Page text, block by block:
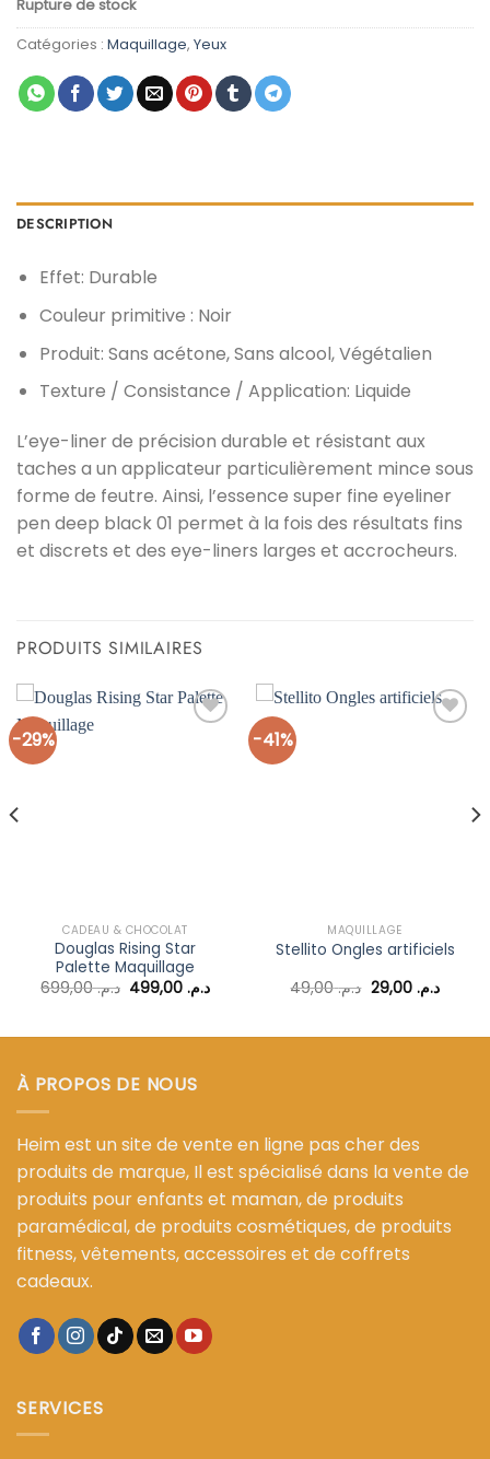
initial
était :
actuel
Rupture de stock
Catégories : Maquillage, Yeux
DESCRIPTION
Effet: Durable
Couleur primitive : Noir
Produit: Sans acétone, Sans alcool, Végétalien
Texture / Consistance / Application: Liquide
L’eye-liner de précision durable et résistant aux
taches a un applicateur particulièrement mince sous
forme de feutre. Ainsi, l’essence super fine eyeliner
pen deep black 01 permet à la fois des résultats fins
et discrets et des eye-liners larges et accrocheurs.
PRODUITS SIMILAIRES
-29%
CADEAU & CHOCOLAT
Douglas Rising Star
Palette Maquillage
د.م.699,00 Le
د.م. 699,00.
د.م.499,00 Le
د.م. 499,00.
-41%
MAQUILLAGE
Stellito Ongles artificiels
د.م.49,00 Le
prix
د.م. 49,00.
د.م. 29,00 Le
د.م. 19,00.
À PROPOS DE NOUS
Heim est un site de vente en ligne pas cher des
produits de marque, Il est spécialisé dans la vente de
produits pour enfants et maman, de produits
paramédical, de produits cosmétiques, de produits
fitness, vêtements, accessoires et de coffrets
cadeaux.
SERVICES